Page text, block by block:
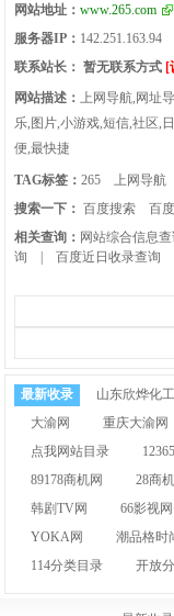
网站地址：www.265.com
服务器IP： 142.251.163.94
联系站长： 暂无联系方式 [
网站描述：上网导航,网址
乐,图片,小游戏,短信,社区,
便,最快捷
TAG标签：265 上网导航
搜索一下： 百度搜索 百
相关查询： 网站综合信息查
询
|百度近日收录查询
最新收录 山东欣烨化工
大渝网
重庆大渝网
点我网站目录
89178商机网
28商
韩剧TV网
66影视网
YOKA网
潮品格时
114分类目录
开放